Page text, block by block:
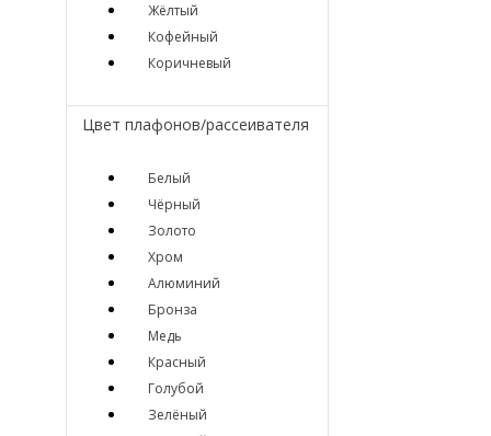
Жёлтый
Кофейный
Коричневый
Цвет плафонов/рассеивателя
Белый
Чёрный
Золото
Хром
Алюминий
Бронза
Медь
Красный
Голубой
Зелёный